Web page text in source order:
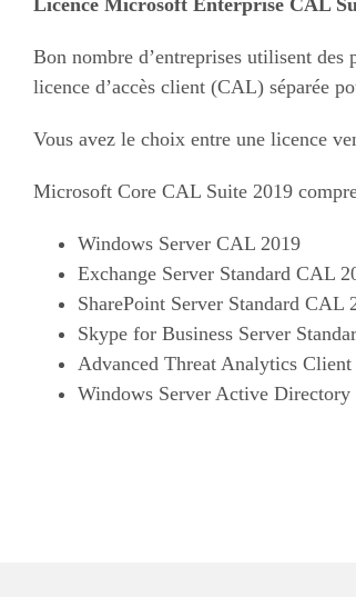
Licence Microsoft Enterprise CAL
Bon nombre d’entreprises utilisent
licence d’accès client (CAL) séparée
Vous avez le choix entre une licence
Microsoft Core CAL Suite 2019
Windows Server CAL 2019
Exchange Server Standard CAL
SharePoint Server Standard CAL
Skype for Business Server
Advanced Threat Analytics
Windows Server Active